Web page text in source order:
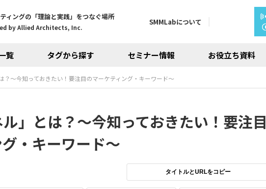
ィングの「理論と実践」をつなぐ場所
by Allied Architects, Inc.
覧 タグから探す セミナー情報 お役立ち資料
SMMLabについて
？～今知っておきたい！要注目のマーケティング・キーワード～
ル」とは？～今知っておきたい！要注目
・キーワード～
タイトルとURLをコピー